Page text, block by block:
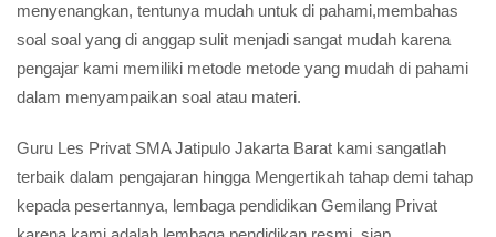
menyenangkan, tentunya mudah untuk di pahami,membahas
soal soal yang di anggap sulit menjadi sangat mudah karena
pengajar kami memiliki metode metode yang mudah di pahami
dalam menyampaikan soal atau materi.
Guru Les Privat SMA Jatipulo Jakarta Barat kami sangatlah
terbaik dalam pengajaran hingga Mengertikah tahap demi tahap
kepada pesertannya, lembaga pendidikan Gemilang Privat